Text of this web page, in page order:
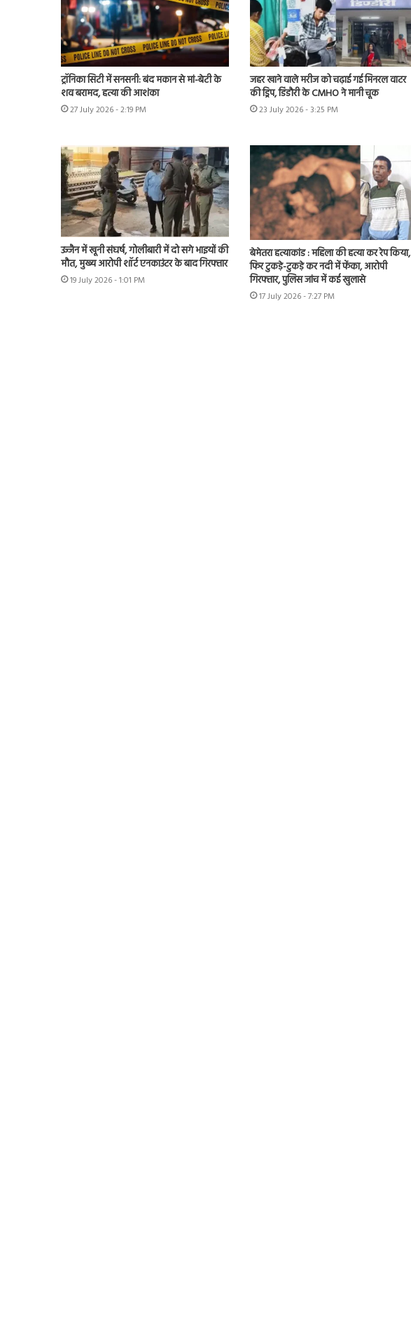
ट्रॉनिका सिटी में सनसनी: बंद मकान से मां-बेटी के
शव बरामद, हत्या की आशंका
27 July 2026 - 2:19 PM
जहर खाने वाले मरीज को चढ़ाई गई मिनरल वाटर
की ड्रिप, डिंडौरी के CMHO ने मानी चूक
23 July 2026 - 3:25 PM
उज्जैन में खूनी संघर्ष, गोलीबारी में दो सगे भाइयों की
मौत, मुख्य आरोपी शॉर्ट एनकाउंटर के बाद गिरफ्तार
19 July 2026 - 1:01 PM
बेमेतरा हत्याकांड : महिला की हत्या कर रेप किया,
फिर टुकड़े-टुकड़े कर नदी में फेंका, आरोपी
गिरफ्तार, पुलिस जांच में कई खुलासे
17 July 2026 - 7:27 PM